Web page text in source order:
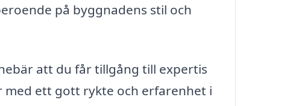
på byggnadens stil och
att du får tillgång till expertis
ett gott rykte och erfarenhet i